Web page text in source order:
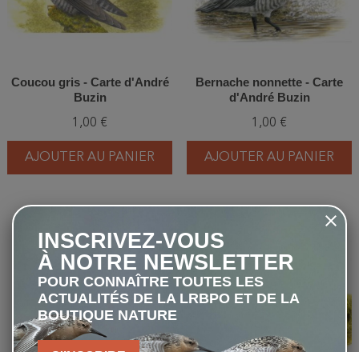
Coucou gris - Carte d'André
Buzin
1,00 €
AJOUTER AU PANIER
Bernache nonnette - Carte
d'André Buzin
1,00 €
AJOUTER AU PANIER
favorite_border
INSCRIVEZ-VOUS
À NOTRE NEWSLETTER
POUR CONNAÎTRE TOUTES LES
ACTUALITÉS DE LA LRBPO ET DE LA
BOUTIQUE NATURE